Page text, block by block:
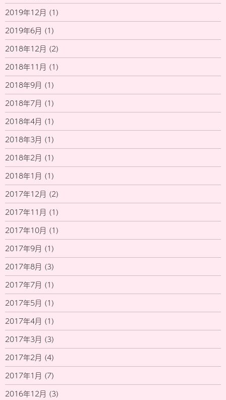
2019年12月 (1)
2019年6月 (1)
2018年12月 (2)
2018年11月 (1)
2018年9月 (1)
2018年7月 (1)
2018年4月 (1)
2018年3月 (1)
2018年2月 (1)
2018年1月 (1)
2017年12月 (2)
2017年11月 (1)
2017年10月 (1)
2017年9月 (1)
2017年8月 (3)
2017年7月 (1)
2017年5月 (1)
2017年4月 (1)
2017年3月 (3)
2017年2月 (4)
2017年1月 (7)
2016年12月 (3)